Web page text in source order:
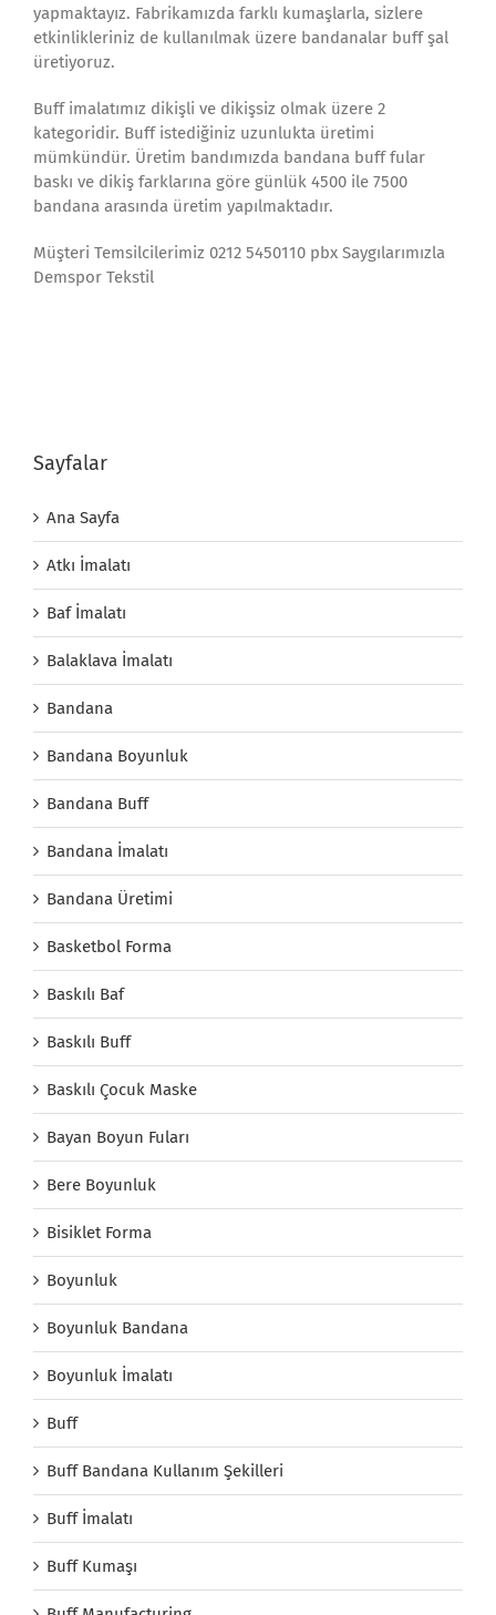
yapmaktayız. Fabrikamızda farklı kumaşlarla, sizlere
etkinlikleriniz de kullanılmak üzere bandanalar buff şal
üretiyoruz.
Buff imalatımız dikişli ve dikişsiz olmak üzere 2
kategoridir. Buff istediğiniz uzunlukta üretimi
mümkündür. Üretim bandımızda bandana buff fular
baskı ve dikiş farklarına göre günlük 4500 ile 7500
bandana arasında üretim yapılmaktadır.
Müşteri Temsilcilerimiz 0212 5450110 pbx Saygılarımızla
Demspor Tekstil
Sayfalar
Ana Sayfa
Atkı İmalatı
Baf İmalatı
Balaklava İmalatı
Bandana
Bandana Boyunluk
Bandana Buff
Bandana İmalatı
Bandana Üretimi
Basketbol Forma
Baskılı Baf
Baskılı Buff
Baskılı Çocuk Maske
Bayan Boyun Fuları
Bere Boyunluk
Bisiklet Forma
Boyunluk
Boyunluk Bandana
Boyunluk İmalatı
Buff
Buff Bandana Kullanım Şekilleri
Buff İmalatı
Buff Kumaşı